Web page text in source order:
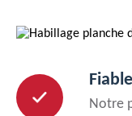
Notre